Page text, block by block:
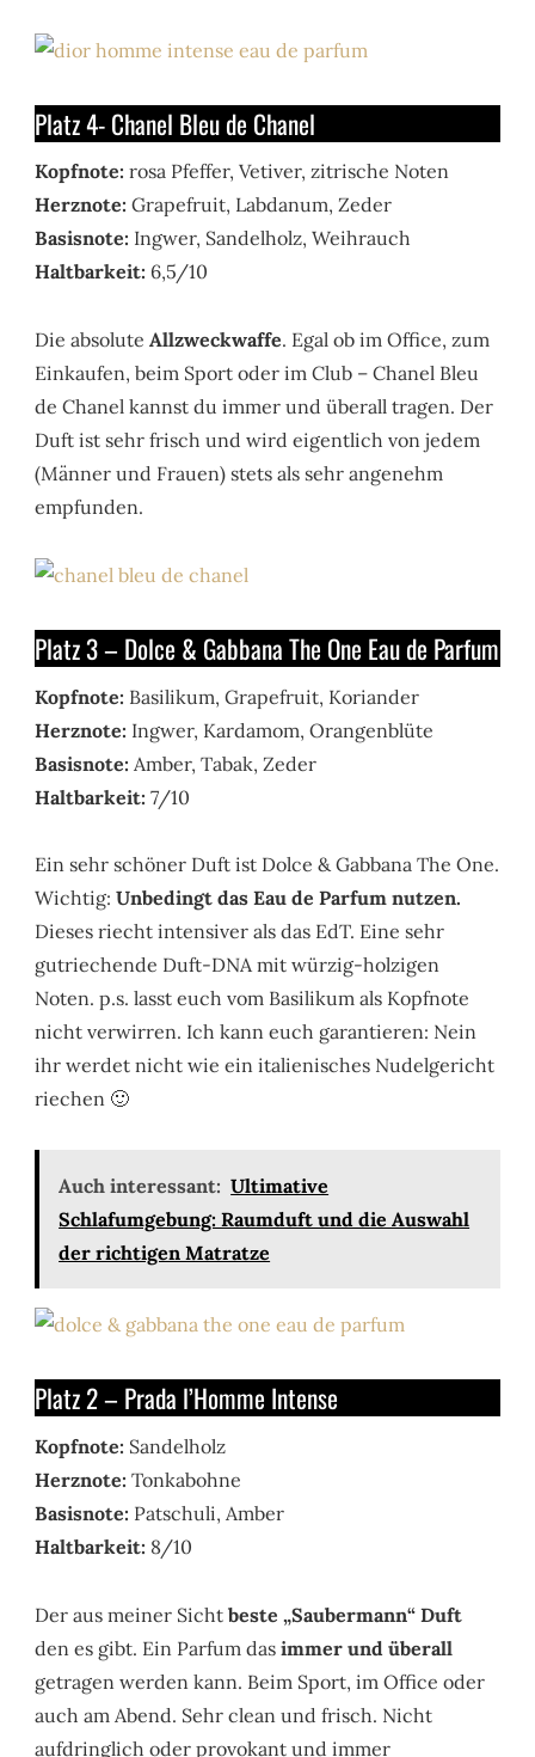
Platz 4- Chanel Bleu de Chanel
Kopfnote: rosa Pfeffer, Vetiver, zitrische Noten
Herznote:Grapefruit, Labdanum, Zeder
Basisnote: Ingwer, Sandelholz, Weihrauch
Haltbarkeit: 6,5/10
Die absoluteAllzweckwaffe. Egal ob im Office, zum
Einkaufen, beim Sport oder im Club – Chanel Bleu
de Chanel kannst du immer und überall tragen. Der
Duft ist sehr frisch und wird eigentlich von jedem
(Männer und Frauen) stets als sehr angenehm
empfunden.
Platz 3 – Dolce & Gabbana The One Eau de Parfum
Kopfnote: Basilikum, Grapefruit, Koriander
Herznote: Ingwer, Kardamom, Orangenblüte
Basisnote: Amber, Tabak, Zeder
Haltbarkeit: 7/10
Ein sehr schöner Duft ist Dolce & Gabbana The One.
Wichtig:Unbedingt das Eau de Parfum nutzen.
Dieses riecht intensiver als das EdT. Eine sehr
gutriechende Duft-DNA mit würzig-holzigen
Noten. p.s. lasst euch vom Basilikum als Kopfnote
nicht verwirren. Ich kann euch garantieren: Nein
ihr werdet nicht wie ein italienisches Nudelgericht
riechen 🙂
Auch interessant: Ultimative
Schlafumgebung: Raumduft und die Auswahl
der richtigen Matratze
Platz 2 – Prada l’Homme Intense
Kopfnote: Sandelholz
Herznote: Tonkabohne
Basisnote: Patschuli, Amber
Haltbarkeit: 8/10
Der aus meiner Sichtbeste „Saubermann“ Duft
den es gibt. Ein Parfum dasimmer und überall
getragen werden kann. Beim Sport, im Office oder
auch am Abend. Sehr clean und frisch. Nicht
aufdringlich oder provokant und immer